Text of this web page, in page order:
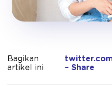
Bagikan
artikel ini
– Share